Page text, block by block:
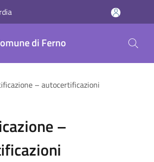
di Ferno
– autocertificazioni
–